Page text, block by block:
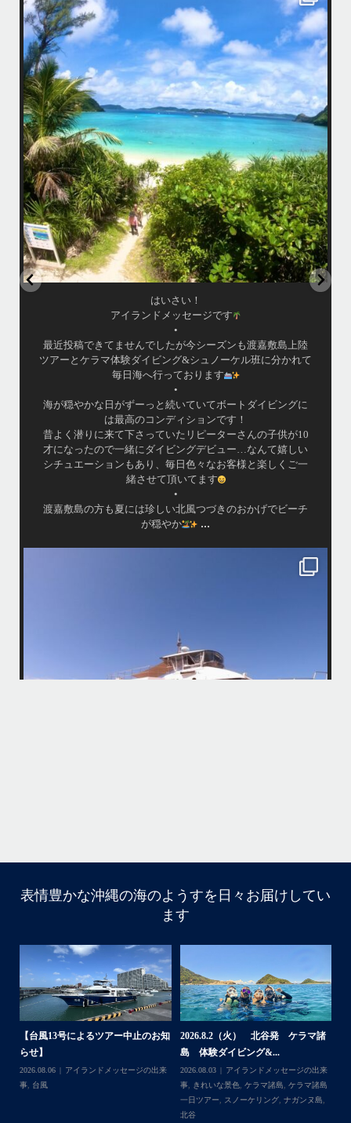
はいさい！
アイランドメッセージです
•
最近投稿できてませんでしたが今シーズンも渡嘉敷島上陸ツアーとケラ
マ体験ダイビング&シュノーケル班に分かれて毎日海へ行っております
•
海が穏やかな日がずーっと続いていてボートダイビングには最高のコン
ディションです！
昔よく潜りに来て下さっていたリピーターさんの子供が10才になったの
で一緒にダイビングデビュー…なんて嬉しいシチュエーションもあり、
毎日色々なお客様と楽しくご一緒させて頂いてます
渡嘉敷島の方も夏には珍しい北風つづきのおかげでビーチが穏やか
...
8月 14
はいさい！
アイランドメッセージです
•
最近投稿できてませんでしたが今シーズンも渡嘉敷島上陸
ツアーとケラマ体験ダイビング&シュノーケル班に分かれて
毎日海へ行っております
•
海が穏やかな日がずーっと続いていてボートダイビングに
は最高のコンディションです！
昔よく潜りに来て下さっていたリピーターさんの子供が10
才になったので一緒にダイビングデビュー…なんて嬉しい
シチュエーションもあり、毎日色々なお客様と楽しくご一
緒させて頂いてます
•
渡嘉敷島の方も夏には珍しい北風つづきのおかげでビーチ
が穏やか
...
パーフェクトな海でバナナボートに船上BBQ、シュノーケリングとお楽
しみ頂いております
・
・
何ヶ月も前からやり取りさせて頂き温めていたご予約でしたので、お天
はいさい
アイランドメッセージです
最近は、連日クルーザーチャーターのご利用が続いていて
梅雨明け後のパーフェクトな海でバナナボートに船上
BBQ、シュノーケリングとお楽しみ頂いております
・
・
何ヶ月も前からやり取りさせて頂き温めていたご予約でし
たので、お天気とコンディションに恵まれて、皆さん大満
足な一日を過ごして頂けて本当によかったです
くださいね！！
表情豊かな沖縄の海のようすを日々お届けしてい
ます
（火） 北谷発 ケラマ諸
イビング&...
アイランドメッセージの出来
な景色, ケラマ諸島
2026.7.18 北谷発 慶良間行き シ
ュノーケル＆ダイビ...
2026.07.19 ウミガメ,きれいな景色,ケラ
ケラマ諸島一日ツアー,スノーケリ
ダイビングポイント, 体験ダイビン
海の生き物
2026.7.6（月
2026.07.08
事,きれいな景色
一日ツアー